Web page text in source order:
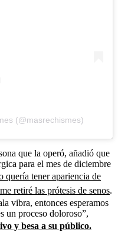
(@masrechismes)
que la operó, añadió que
para el mes de diciembre
quería tener apariencia de
retiré las prótesis de senos.
vibra, entonces esperamos
un proceso doloroso”,
y besa a su público.